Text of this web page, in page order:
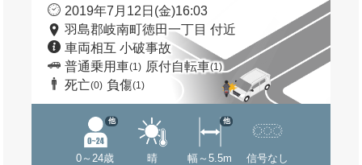
2019年7月12日(金)16:03
羽島郡岐南町徳田一丁目 付近
車両相互 小破事故
普通乗用車(1) 原付自転車(1)
死亡(0) 負傷(1)
0～24歳
他
晴 幅～5.5m
他
信号なし